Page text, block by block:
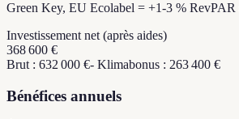
Green Key, EU Ecolabel = +1-3 % RevPAR
Investissement net (après aides)
368 600 €
Brut : 632 000 €- Klimabonus : 263 400 €
Bénéfices annuels